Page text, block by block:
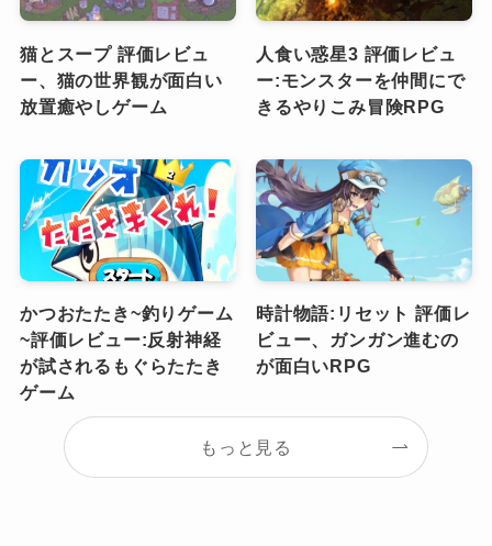
猫とスープ 評価レビュ
ー、猫の世界観が面白い
放置癒やしゲーム
人食い惑星3 評価レビュ
ー:モンスターを仲間にで
きるやりこみ冒険RPG
かつおたたき~釣りゲーム
~評価レビュー:反射神経
が試されるもぐらたたき
ゲーム
時計物語:リセット 評価レ
ビュー、ガンガン進むの
が面白いRPG
もっと見る